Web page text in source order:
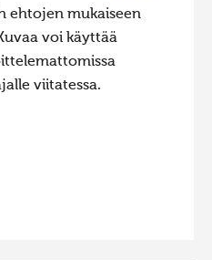
ehtojen mukaiseen
voi käyttää
viitatessa.